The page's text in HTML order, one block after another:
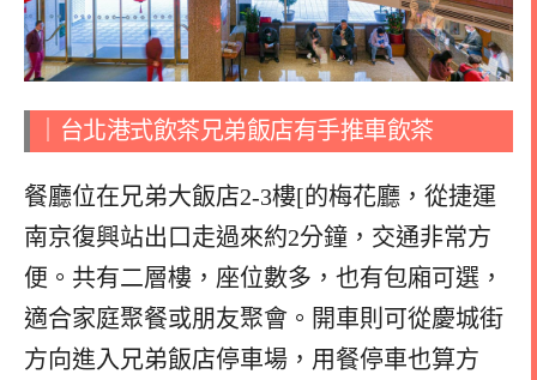
｜台北港式飲茶兄弟飯店有手推車飲茶
餐廳位在兄弟大飯店2-3樓[的梅花廳，從捷運
南京復興站出口走過來約2分鐘，交通非常方
便。共有二層樓，座位數多，也有包廂可選，
適合家庭聚餐或朋友聚會。開車則可從慶城街
方向進入兄弟飯店停車場，用餐停車也算方